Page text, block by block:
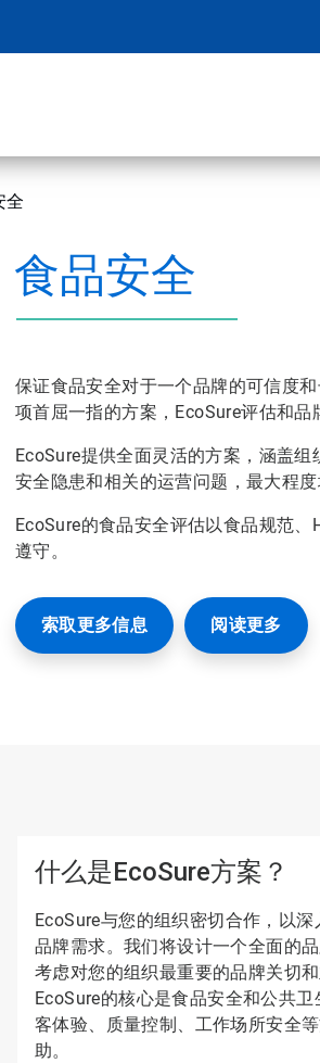
全
食品安全
保证食品安全对于一个品牌的可信度
项首屈一指的方案，EcoSure评估和
EcoSure提供全面灵活的方案，涵盖
安全隐患和相关的运营问题，最大程
EcoSure的食品安全评估以食品规范
遵守。
索取更多信息 阅读更多
什么是EcoSure方案？
EcoSure与您的组织密切合作，以深
品牌需求。我们将设计一个全面的
考虑对您的组织最重要的品牌关切和
EcoSure的核心是食品安全和公共
客体验、质量控制、工作场所安全
助。